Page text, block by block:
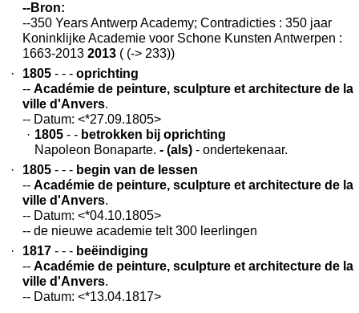
--Bron:
--350 Years Antwerp Academy; Contradicties : 350 jaar
Koninklijke Academie voor Schone Kunsten Antwerpen :
1663-2013 2013 ( (-> 233))
·
1805 - - - oprichting
-- Académie de peinture, sculpture et architecture de la
ville d'Anvers.
-- Datum: <*27.09.1805>
· 1805 - - betrokken bij oprichting
Napoleon Bonaparte. - (als) - ondertekenaar.
·
1805 - - - begin van de lessen
-- Académie de peinture, sculpture et architecture de la
ville d'Anvers.
-- Datum: <*04.10.1805>
-- de nieuwe academie telt 300 leerlingen
·
1817 - - - beëindiging
-- Académie de peinture, sculpture et architecture de la
ville d'Anvers.
-- Datum: <*13.04.1817>